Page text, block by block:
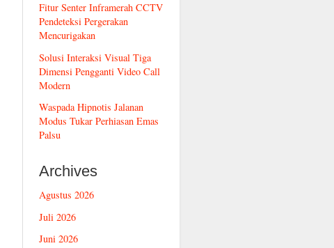
Fitur Senter Inframerah CCTV
Pendeteksi Pergerakan
Mencurigakan
Solusi Interaksi Visual Tiga
Dimensi Pengganti Video Call
Modern
Waspada Hipnotis Jalanan
Modus Tukar Perhiasan Emas
Palsu
Archives
Agustus 2026
Juli 2026
Juni 2026